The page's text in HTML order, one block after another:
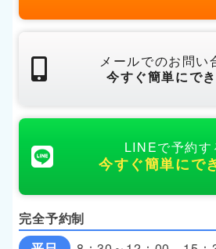
メールでのお問い
今すぐ簡単にでき
LINEで予約す
今すぐ簡単にで
完全予約制